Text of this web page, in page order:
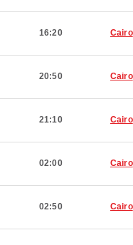
16:20 Cairo
20:50 Cairo
21:10 Cairo
02:00 Cairo
02:50 Cairo